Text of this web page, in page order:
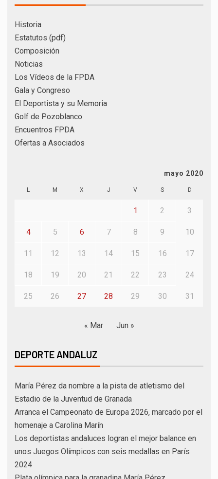
Historia
Estatutos (pdf)
Composición
Noticias
Los Vídeos de la FPDA
Gala y Congreso
El Deportista y su Memoria
Golf de Pozoblanco
Encuentros FPDA
Ofertas a Asociados
mayo 2020
L M X J V S D
1 2 3
4 5 6 7 8 9 10
11 12 13 14 15 16 17
18 19 20 21 22 23 24
25 26 27 28 29 30 31
« Mar Jun »
DEPORTE ANDALUZ
María Pérez da nombre a la pista de atletismo del
Estadio de la Juventud de Granada
Arranca el Campeonato de Europa 2026, marcado por el
homenaje a Carolina Marín
Los deportistas andaluces logran el mejor balance en
unos Juegos Olímpicos con seis medallas en París
2024